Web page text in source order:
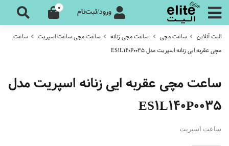
ورود/ثبت‌نام 0
الیت آنلاین ساعت مچی ساعت مچی زنانه ساعت مچی ساعت اسپریت
ساعت
مچی عقربه ایی زنانه اسپریت مدل ES1L140P0035
ساعت مچی عقربه ایی زنانه اسپریت مدل
ES1L140P0035
ساعت اسپریت